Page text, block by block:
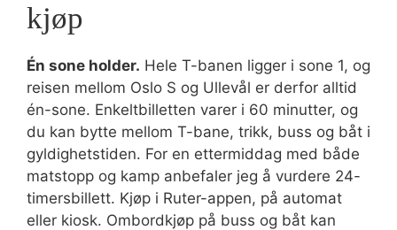
kjøp
Én sone holder. Hele T-banen ligger i sone 1, og
reisen mellom Oslo S og Ullevål er derfor alltid
én-sone. Enkeltbilletten varer i 60 minutter, og
du kan bytte mellom T-bane, trikk, buss og båt i
gyldighetstiden. For en ettermiddag med både
matstopp og kamp anbefaler jeg å vurdere 24-
timersbillett. Kjøp i Ruter-appen, på automat
eller kiosk. Ombordkjøp på buss og båt kan